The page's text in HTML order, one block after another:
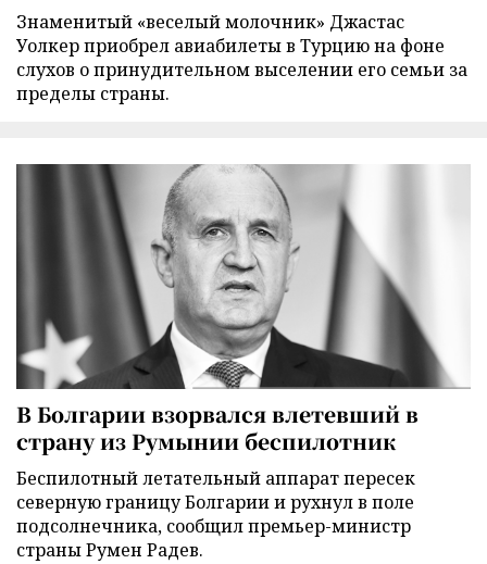
Знаменитый «веселый молочник» Джастас
Уолкер приобрел авиабилеты в Турцию на фоне
слухов о принудительном выселении его семьи за
пределы страны.
В Болгарии взорвался влетевший в
страну из Румынии беспилотник
Беспилотный летательный аппарат пересек
северную границу Болгарии и рухнул в поле
подсолнечника, сообщил премьер-министр
страны Румен Радев.